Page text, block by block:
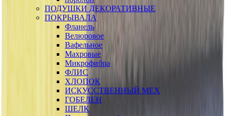
ПОДУШКИ ДЕКОРАТИВНЫЕ
ПОКРЫВАЛА
Фланель
Велюровое
Вафельное
Махровые
Микрофибра
ФЛИС
ХЛОПОК
ИСКУССТВЕННЫЙ МЕХ
ГОБЕЛЕН
ШЕЛК